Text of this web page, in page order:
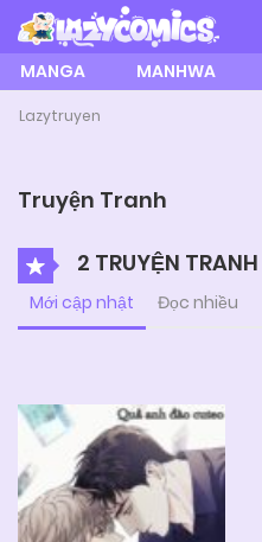
MANGA MANHWA
Lazytruyen
Truyện Tranh
2 TRUYỆN TRANH
Mới cập nhật Đọc nhiều